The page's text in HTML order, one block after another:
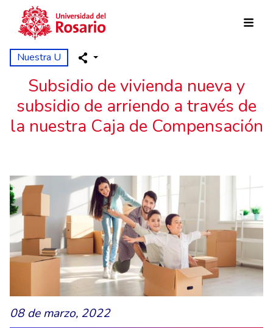
Pasar al contenido principal
Nuestra U
Subsidio de vivienda nueva y
subsidio de arriendo a través de
la nuestra Caja de Compensación
08 de marzo, 2022